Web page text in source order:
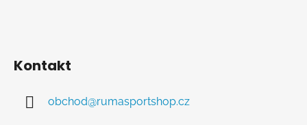
Kontakt
obchod@rumasportshop.cz